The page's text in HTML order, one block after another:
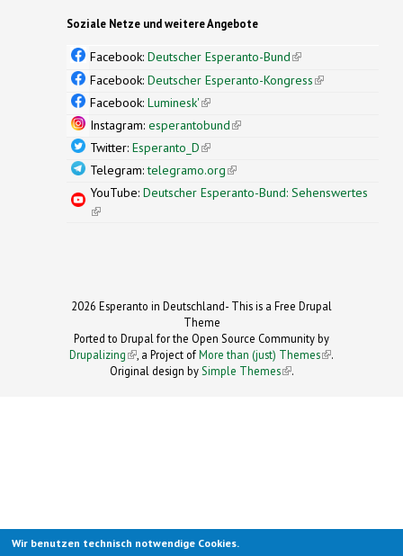
Soziale Netze und weitere Angebote
Facebook: Deutscher Esperanto-Bund(link is
external)
Facebook: Deutscher Esperanto-Kongress(link is
Facebook: Luminesk'(link is external)
Instagram: esperantobund(link is external)
Twitter: Esperanto_D(link is external)
Telegram:telegramo.org(link is external)
YouTube: Deutscher Esperanto-Bund: Sehenswertes
(link is external)
2026 Esperanto in Deutschland- This is a Free Drupal
Theme
Ported to Drupal for the Open Source Community by
Drupalizing(link is external)
, a Project ofMore than (just) Themes (link is
.
Original design by Simple Themes
(link is
.
Wir benutzen technisch notwendige Cookies.